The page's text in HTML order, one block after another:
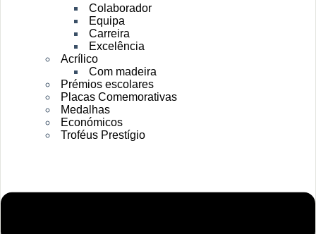
Colaborador
Equipa
Carreira
Excelência
Acrílico
Com madeira
Prémios escolares
Placas Comemorativas
Medalhas
Económicos
Troféus Prestígio